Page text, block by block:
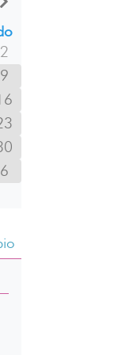
2
9
6